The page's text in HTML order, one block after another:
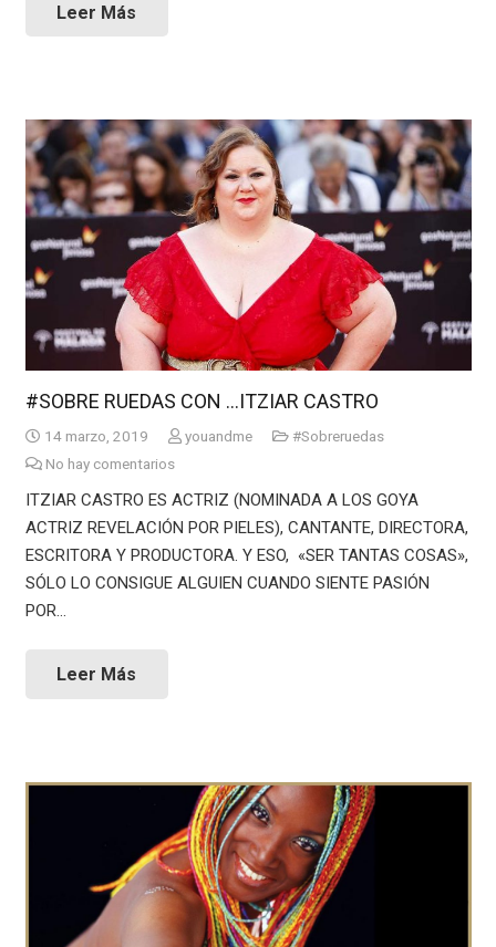
Leer Más
#SOBRE RUEDAS CON …ITZIAR CASTRO
14 marzo, 2019 youandme
#Sobreruedas
No hay comentarios
ITZIAR CASTRO ES ACTRIZ (NOMINADA A LOS GOYA
ACTRIZ REVELACIÓN POR PIELES), CANTANTE, DIRECTORA,
ESCRITORA Y PRODUCTORA. Y ESO, «SER TANTAS COSAS»,
SÓLO LO CONSIGUE ALGUIEN CUANDO SIENTE PASIÓN
POR…
Leer Más